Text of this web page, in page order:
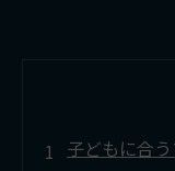
子どもに合